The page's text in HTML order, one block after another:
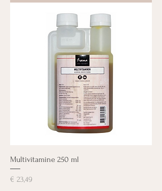
Multivitamine 250 ml
Prijs
€ 23,49